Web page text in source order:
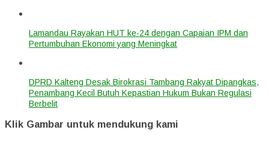
Lamandau Rayakan HUT ke-24 dengan Capaian IPM dan
Pertumbuhan Ekonomi yang Meningkat
DPRD Kalteng Desak Birokrasi Tambang Rakyat Dipangkas,
Penambang Kecil Butuh Kepastian Hukum Bukan Regulasi
Berbelit
Klik Gambar untuk mendukung kami